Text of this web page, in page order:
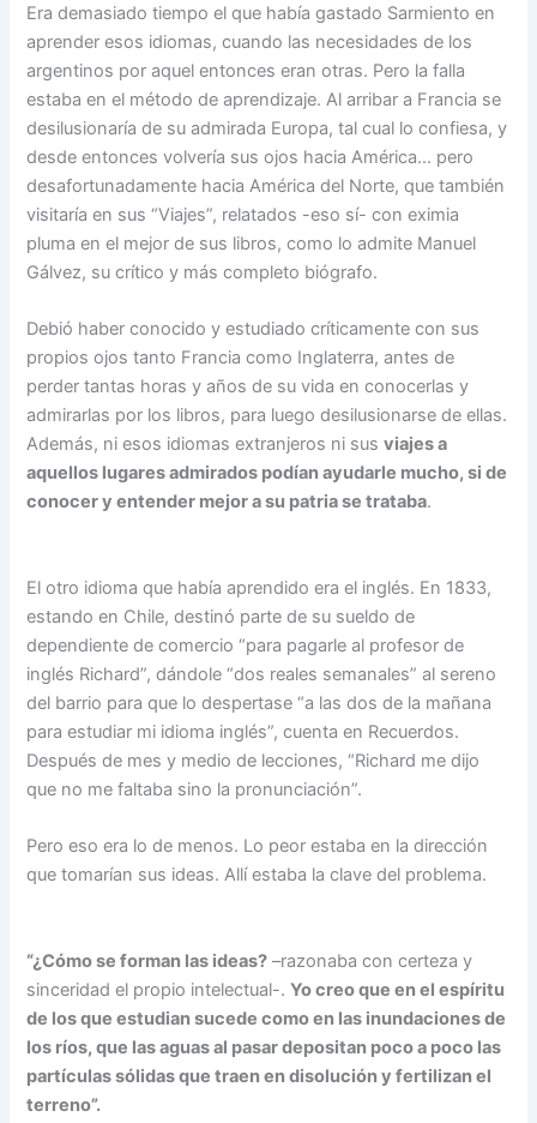
Era demasiado tiempo el que había gastado Sarmiento en
aprender esos idiomas, cuando las necesidades de los
argentinos por aquel entonces eran otras. Pero la falla
estaba en el método de aprendizaje. Al arribar a Francia se
desilusionaría de su admirada Europa, tal cual lo confiesa, y
desde entonces volvería sus ojos hacia América… pero
desafortunadamente hacia América del Norte, que también
visitaría en sus “Viajes”, relatados -eso sí- con eximia
pluma en el mejor de sus libros, como lo admite Manuel
Gálvez, su crítico y más completo biógrafo.
Debió haber conocido y estudiado críticamente con sus
propios ojos tanto Francia como Inglaterra, antes de
perder tantas horas y años de su vida en conocerlas y
admirarlas por los libros, para luego desilusionarse de ellas.
Además, ni esos idiomas extranjeros ni susviajes a
aquellos lugares admirados podían ayudarle mucho, si de
conocer y entender mejor a su patria se trataba.
El otro idioma que había aprendido era el inglés. En 1833,
estando en Chile, destinó parte de su sueldo de
dependiente de comercio “para pagarle al profesor de
inglés Richard”, dándole “dos reales semanales” al sereno
del barrio para que lo despertase “a las dos de la mañana
para estudiar mi idioma inglés”, cuenta en Recuerdos.
Después de mes y medio de lecciones, “Richard me dijo
que no me faltaba sino la pronunciación”.
Pero eso era lo de menos. Lo peor estaba en la dirección
que tomarían sus ideas. Allí estaba la clave del problema.
“¿Cómo se forman las ideas? –razonaba con certeza y
sinceridad el propio intelectual-.Yo creo que en el espíritu
de los que estudian sucede como en las inundaciones de
los ríos, que las aguas al pasar depositan poco a poco las
partículas sólidas que traen en disolución y fertilizan el
terreno”.